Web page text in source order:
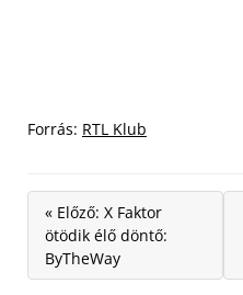
Forrás: RTL Klub
« Előző: X Faktor
ötödik élő döntő:
ByTheWay